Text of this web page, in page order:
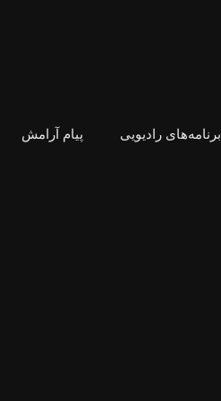
برنامه‌های رادیویی پیام آرامش